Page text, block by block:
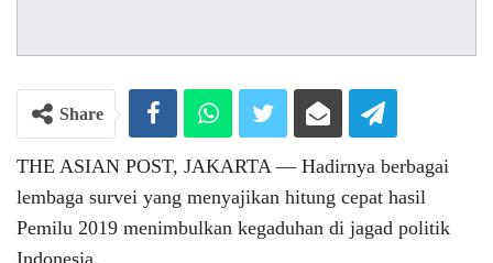
Share
THE ASIAN POST, JAKARTA ― Hadirnya berbagai
lembaga survei yang menyajikan hitung cepat hasil
Pemilu 2019 menimbulkan kegaduhan di jagad politik